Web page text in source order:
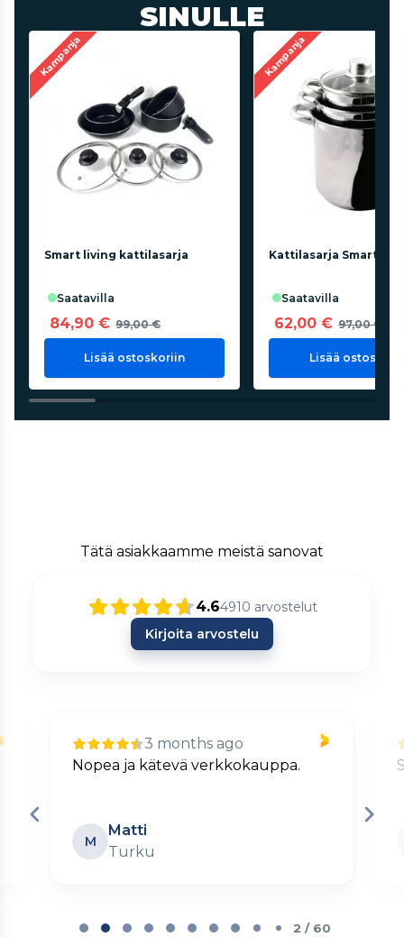
SINULLE
Kampanja
Smart living kattilasarja
saatavilla
84,90 € 99,00 €
Lisää ostoskoriin
Kampanja
Kattilasarja Smart Pot
saatavilla
62,00 € 97,00 €
Lisää
Tätä asiakkaamme meistä sanovat
4.64910 arvostelut
Kirjoita arvostelu
3 months ago
Nopea ja kätevä verkkokauppa.
M
Matti
Turku
2 / 60